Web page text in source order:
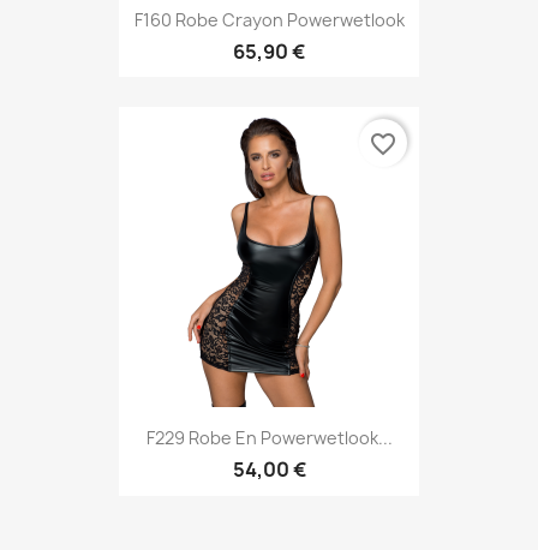
F160 Robe Crayon Powerwetlook
65,90 €
F229 Robe En Powerwetlook...
54,00 €
favorite_border